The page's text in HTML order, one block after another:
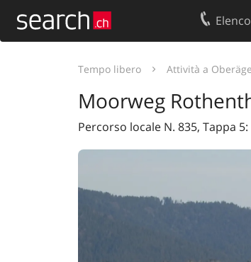
Elenco
Tempo libero Attività a
Moorweg
Percorso locale N. 835, Tappa
Il vostro profolio
Informazioni Legali